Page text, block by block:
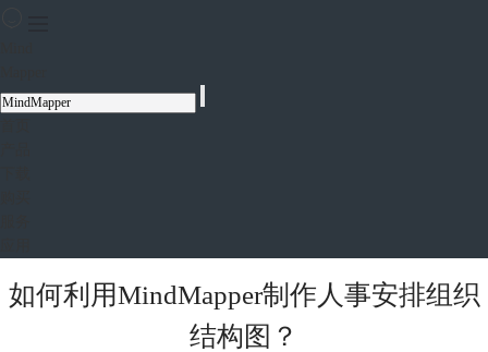
如何利用MindMapper制作人事安排组织
结构图？